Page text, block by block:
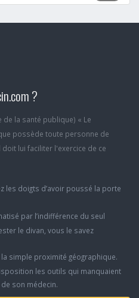
?
de la santé publique) « Le
possède toute personne de
lui faciliter l'exercice de ce
les doigts d’avoir poussé la porte
par l’indifférence du seul
le divan, vous le savez
simple proximité géographique.
les outils qui manquaient
son médecin.